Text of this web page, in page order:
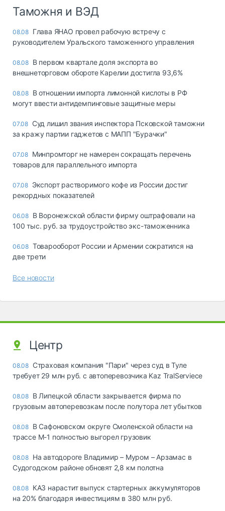
Таможня и ВЭД
08.08 Глава ЯНАО провел рабочую встречу с
руководителем Уральского таможенного управления
08.08 В первом квартале доля экспорта во
внешнеторговом обороте Карелии достигла 93,6%
08.08 В отношении импорта лимонной кислоты в РФ
могут ввести антидемпинговые защитные меры
07.08 Суд лишил звания инспектора Псковской таможни
за кражу партии гаджетов с МАПП "Бурачки"
07.08 Минпромторг не намерен сокращать перечень
товаров для параллельного импорта
07.08 Экспорт растворимого кофе из России достиг
рекордных показателей
06.08 В Воронежской области фирму оштрафовали на
100 тыс. руб. за трудоустройство экс-таможенника
06.08 Товарооборот России и Армении сократился на
две трети
Все новости
Центр
08.08 Страховая компания "Пари" через суд в Туле
требует 29 млн руб. с автоперевозчика Kaz TralServiece
08.08 В Липецкой области закрывается фирма по
грузовым автоперевозкам после полутора лет убытков
08.08 В Сафоновском округе Смоленской области на
трассе М-1 полностью выгорел грузовик
08.08 На автодороге Владимир – Муром – Арзамас в
Судогодском районе обновят 2,8 км полотна
08.08 КАЗ нарастит выпуск стартерных аккумуляторов
на 20% благодаря инвестициям в 380 млн руб.